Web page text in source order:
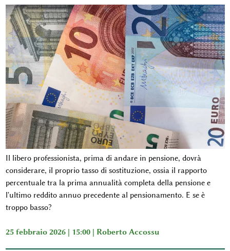
Il libero professionista, prima di andare in pensione, dovrà
considerare, il proprio tasso di sostituzione, ossia il rapporto
percentuale tra la prima annualità completa della pensione e
l'ultimo reddito annuo precedente al pensionamento. E se è
troppo basso?
25 febbraio 2026 | 15:00 | Roberto Accossu